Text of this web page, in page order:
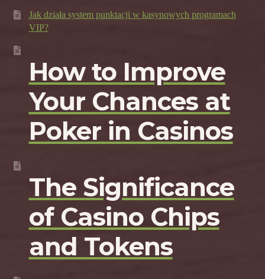
Jak działa system punktacji w kasynowych programach
VIP?
How to Improve
Your Chances at
Poker in Casinos
The Significance
of Casino Chips
and Tokens